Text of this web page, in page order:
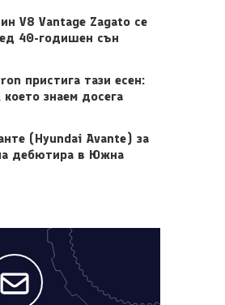
V8 Vantage Zagato се
40-годишен сън
пристига тази есен:
знаем досега
(Hyundai Avante) за
дебютира в Южна